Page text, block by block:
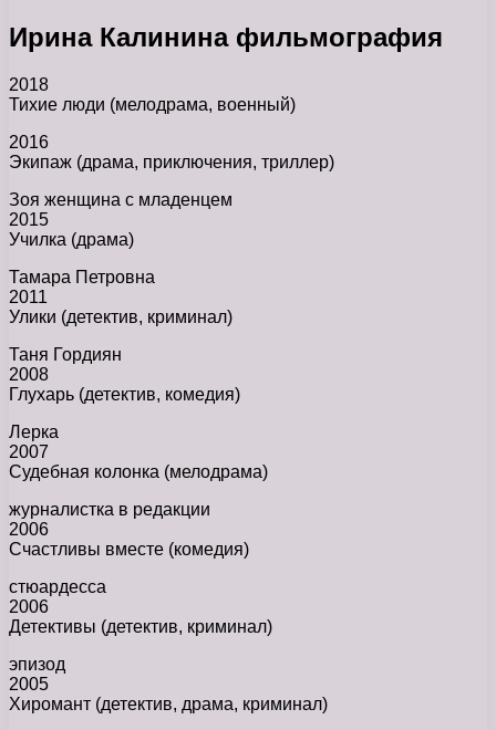
Ирина Калинина фильмография
2018
Тихие люди (мелодрама, военный)
2016
Экипаж (драма, приключения, триллер)
Зоя женщина с младенцем
2015
Училка (драма)
Тамара Петровна
2011
Улики (детектив, криминал)
Таня Гордиян
2008
Глухарь (детектив, комедия)
Лерка
2007
Судебная колонка (мелодрама)
журналистка в редакции
2006
Счастливы вместе (комедия)
стюардесса
2006
Детективы (детектив, криминал)
эпизод
2005
Хиромант (детектив, драма, криминал)